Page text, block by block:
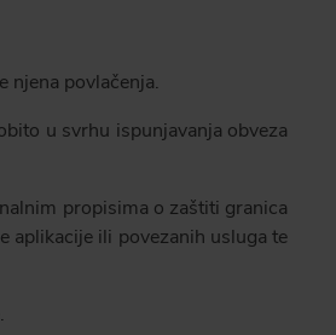
njena povlačenja.
u svrhu ispunjavanja obveza
propisima o zaštiti granica
aplikacije ili povezanih usluga te